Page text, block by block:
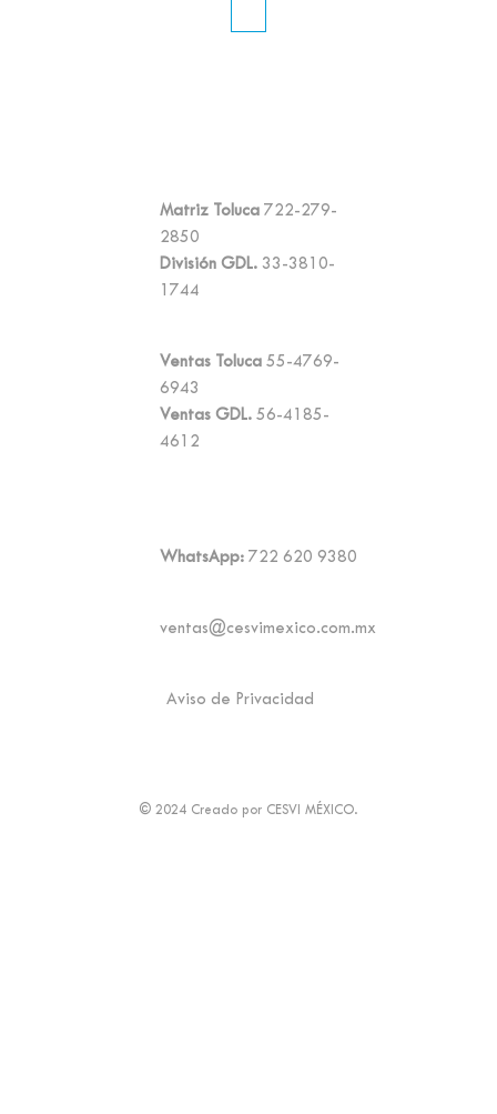
Matriz Toluca722-279-
2850
División GDL. 33-3810-
1744
Ventas Toluca55-4769-
6943
Ventas GDL.56-4185-
4612
WhatsApp: 722 620 9380
ventas@cesvimexico.com.mx
Aviso de Privacidad
© 2024 Creado por CESVI MÉXICO.